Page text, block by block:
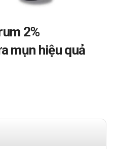
2%
mụn hiệu quả